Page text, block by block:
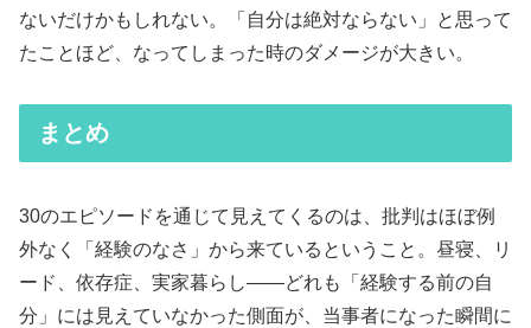
ないだけかもしれない。「自分は絶対ならない」と思って
たことほど、なってしまった時のダメージが大きい。
まとめ
30のエピソードを通じて見えてくるのは、批判はほぼ例
外なく「経験のなさ」から来ているということ。昼寝、リ
ード、依存症、実家暮らし——どれも「経験する前の自
分」には見えていなかった側面が、当事者になった瞬間に